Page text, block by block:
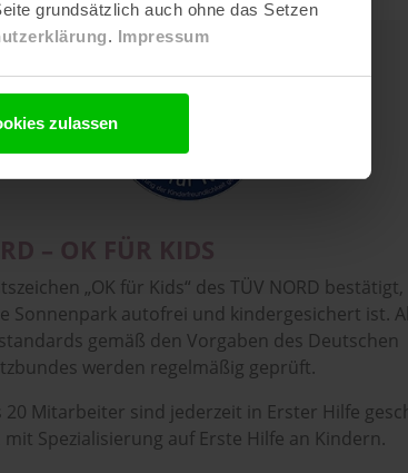
grundsätzlich auch ohne das Setzen
. Impressum
zulassen
– OK FÜR KIDS
„OK für Kids“ des TÜV NORD bestätigt,
Sonnenpark autofrei und kindergesichert ist.
gemäß den Vorgaben des Deutschen
werden regelmäßig geprüft.
20 Mitarbeiter sind jederzeit in Erster Hilfe
mit Spezialisierung auf Erste Hilfe an Kindern.